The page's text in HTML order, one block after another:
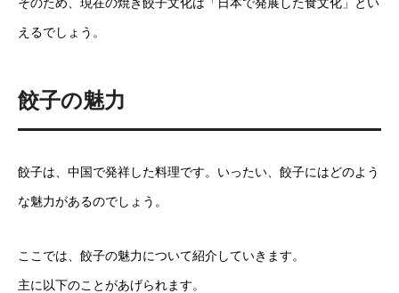
えるでしょう。
餃子の魅力
餃子は、中国で発祥した料理です。いったい、餃子にはどのよう
な魅力があるのでしょう。
ここでは、餃子の魅力について紹介していきます。
主に以下のことがあげられます。